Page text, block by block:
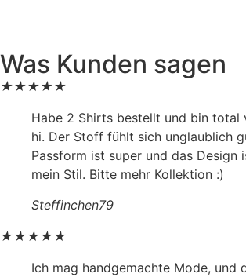
Was Kunden sagen
★★★★★
Habe 2 Shirts bestellt und bin total
hi. Der Stoff fühlt sich unglaublich
Passform ist super und das Design
mein Stil. Bitte mehr Kollektion :)
Steffinchen79
★★★★★
Ich mag handgemachte Mode, und